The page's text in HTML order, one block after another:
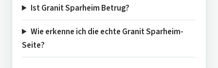
Ist Granit Sparheim Betrug?
Wie erkenne ich die echte Granit Sparheim-
Seite?